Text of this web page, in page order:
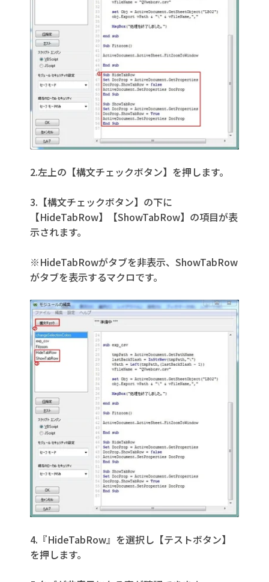
2.左上の【構文チェックボタン】を押します。
3.【構文チェックボタン】の下に
【HideTabRow】【ShowTabRow】の項目が表
示されます。
※HideTabRowがタブを非表示、ShowTabRow
がタブを表示するマクロです。
4.『HideTabRow』を選択し【テストボタン】
を押します。